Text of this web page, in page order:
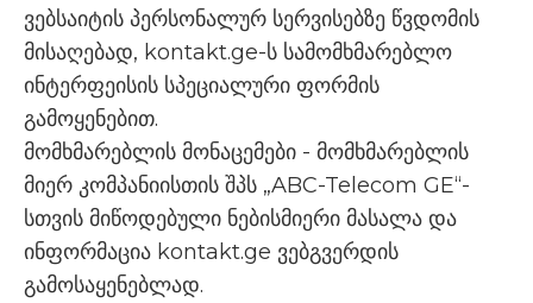
ვებსაიტის პერსონალურ სერვისებზე წვდომის
მისაღებად, kontakt.ge-ს სამომხმარებლო
ინტერფეისის სპეციალური ფორმის
გამოყენებით.
მომხმარებლის მონაცემები - მომხმარებლის
მიერ კომპანიისთის შპს „ABC-Telecom GE“-
სთვის მიწოდებული ნებისმიერი მასალა და
ინფორმაცია kontakt.ge ვებგვერდის
გამოსაყენებლად.